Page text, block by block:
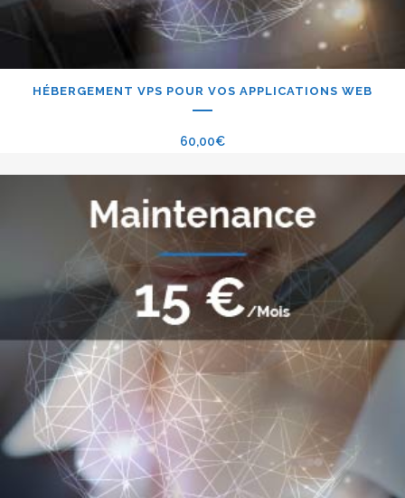
HÉBERGEMENT VPS POUR VOS APPLICATIONS WEB
60,00€